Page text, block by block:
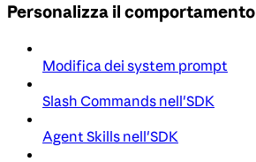
Personalizza il comportamento
Modifica dei system prompt
Slash Commands nell'SDK
Agent Skills nell'SDK